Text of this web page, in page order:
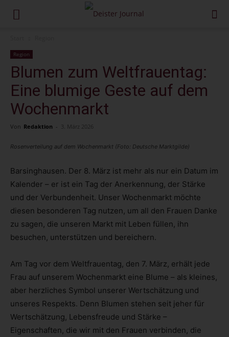
Region
Blumen zum Weltfrauentag:
Eine blumige Geste auf dem
Wochenmarkt
Von Redaktion - 3. März 2026
Rosenverteilung auf dem Wochenmarkt (Foto: Deutsche Marktgilde)
Barsinghausen. Der 8. März ist mehr als nur ein Datum im
Kalender – er ist ein Tag der Anerkennung, der Stärke
und der Verbundenheit. Unser Wochenmarkt möchte
diesen besonderen Tag nutzen, um all den Frauen Danke
zu sagen, die unseren Markt mit Leben füllen, ihn
besuchen, unterstützen und bereichern.
Am Tag vor dem Weltfrauentag, den 7. März, erhält jede
Frau auf unserem Wochenmarkt eine Blume – als kleines,
aber herzliches Symbol unserer Wertschätzung und
unseres Respekts. Denn Blumen stehen seit jeher für
Wertschätzung, Lebensfreude und Stärke –
Eigenschaften, die wir mit den Frauen verbinden, die